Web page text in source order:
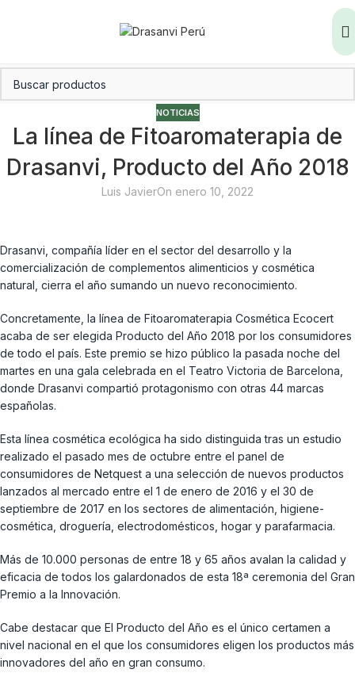
NOTICIAS
La línea de Fitoaromaterapia de
Drasanvi, Producto del Año 2018
Luis JavierOn enero 10, 2022
Drasanvi, compañía líder en el sector del desarrollo y la
comercialización de complementos alimenticios y cosmética
natural, cierra el año sumando un nuevo reconocimiento.
Concretamente, la línea de Fitoaromaterapia Cosmética Ecocert
acaba de ser elegida Producto del Año 2018 por los consumidores
de todo el país. Este premio se hizo público la pasada noche del
martes en una gala celebrada en el Teatro Victoria de Barcelona,
donde Drasanvi compartió protagonismo con otras 44 marcas
españolas.
Esta línea cosmética ecológica ha sido distinguida tras un estudio
realizado el pasado mes de octubre entre el panel de
consumidores de Netquest a una selección de nuevos productos
lanzados al mercado entre el 1 de enero de 2016 y el 30 de
septiembre de 2017 en los sectores de alimentación, higiene-
cosmética, droguería, electrodomésticos, hogar y parafarmacia.
Más de 10.000 personas de entre 18 y 65 años avalan la calidad y
eficacia de todos los galardonados de esta 18ª ceremonia del Gran
Premio a la Innovación.
Cabe destacar que El Producto del Año es el único certamen a
nivel nacional en el que los consumidores eligen los productos más
innovadores del año en gran consumo.